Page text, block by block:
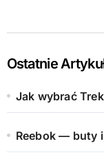
Ostatnie
Jak wybrać
Reebok — buty